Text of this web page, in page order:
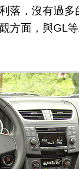
落，沒有過
方面，與GL